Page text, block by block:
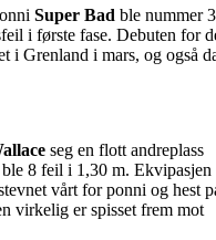
Super Bad ble nummer
i første fase. Debuten for
i Grenland i mars, og også
seg en flott andreplass
8 feil i 1,30 m. Ekvipasjen
vårt for ponni og hest
virkelig er spisset frem mot